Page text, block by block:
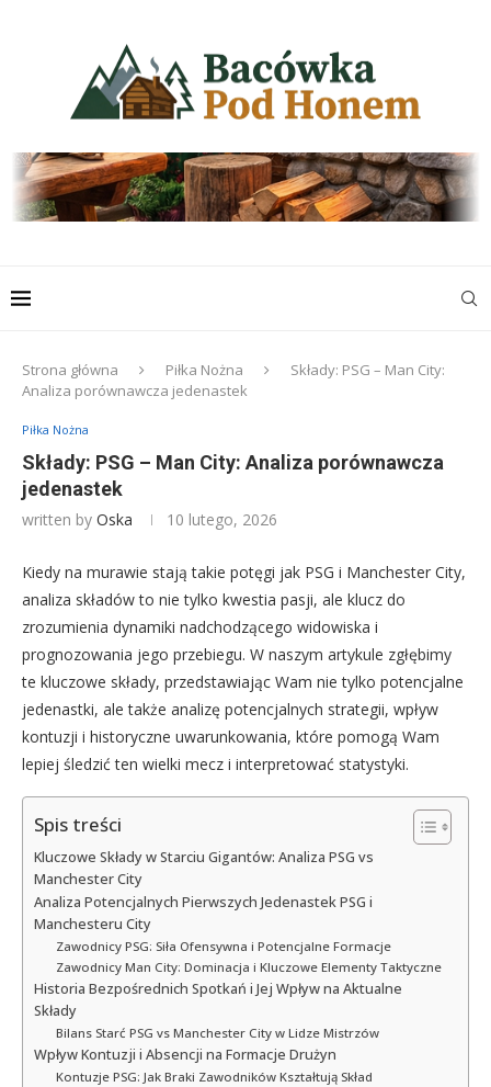
Strona główna Piłka Nożna
Składy: PSG – Man City:
Analiza porównawcza jedenastek
Piłka Nożna
Składy: PSG – Man City: Analiza porównawcza
jedenastek
written by Oska 10 lutego, 2026
Kiedy na murawie stają takie potęgi jak PSG i Manchester City,
analiza składów to nie tylko kwestia pasji, ale klucz do
zrozumienia dynamiki nadchodzącego widowiska i
prognozowania jego przebiegu. W naszym artykule zgłębimy
te kluczowe składy, przedstawiając Wam nie tylko potencjalne
jedenastki, ale także analizę potencjalnych strategii, wpływ
kontuzji i historyczne uwarunkowania, które pomogą Wam
lepiej śledzić ten wielki mecz i interpretować statystyki.
Spis treści
Kluczowe Składy w Starciu Gigantów: Analiza PSG vs
Manchester City
Analiza Potencjalnych Pierwszych Jedenastek PSG i
Manchesteru City
Zawodnicy PSG: Siła Ofensywna i Potencjalne Formacje
Zawodnicy Man City: Dominacja i Kluczowe Elementy Taktyczne
Historia Bezpośrednich Spotkań i Jej Wpływ na Aktualne
Składy
Bilans Starć PSG vs Manchester City w Lidze Mistrzów
Wpływ Kontuzji i Absencji na Formacje Drużyn
Kontuzje PSG: Jak Braki Zawodników Kształtują Skład